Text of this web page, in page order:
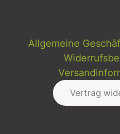
Allgemeine
Vertrag